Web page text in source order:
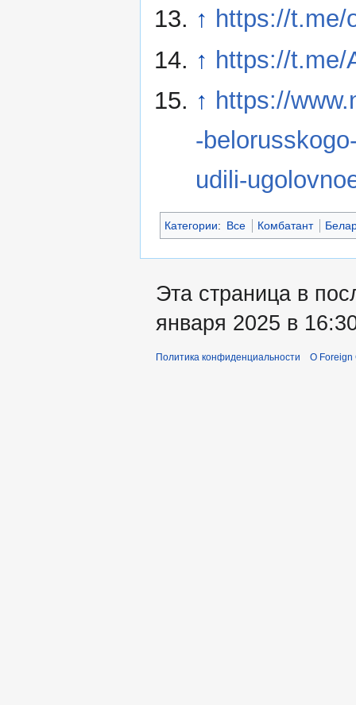
↑ https://t.me/
↑ https://t.me/
↑ https://
-
udili-
Категории: Все Комбатант
Эта страница в
января 2025 в
Политика конфиденциальности О Foreign